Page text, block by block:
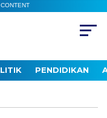
PENDIDIKAN